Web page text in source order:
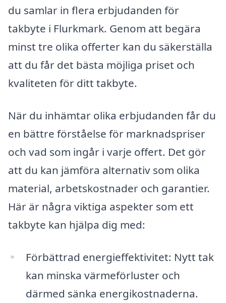
du samlar in flera erbjudanden för
takbyte i Flurkmark. Genom att begära
minst tre olika offerter kan du säkerställa
att du får det bästa möjliga priset och
kvaliteten för ditt takbyte.
När du inhämtar olika erbjudanden får du
en bättre förståelse för marknadspriser
och vad som ingår i varje offert. Det gör
att du kan jämföra alternativ som olika
material, arbetskostnader och garantier.
Här är några viktiga aspekter som ett
takbyte kan hjälpa dig med:
Förbättrad energieffektivitet: Nytt tak
kan minska värmeförluster och
därmed sänka energikostnaderna.